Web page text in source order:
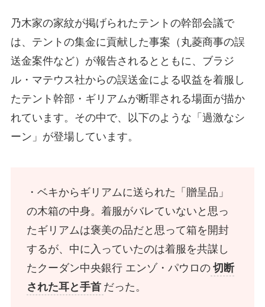
乃木家の家紋が掲げられたテントの幹部会議で
は、テントの集金に貢献した事案（丸菱商事の誤
送金案件など）が報告されるとともに、ブラジ
ル・マテウス社からの誤送金による収益を着服し
たテント幹部・ギリアムが断罪される場面が描か
れています。その中で、以下のような「過激なシ
ーン」が登場しています。
・ベキからギリアムに送られた「贈呈品」
の木箱の中身。着服がバレていないと思っ
たギリアムは褒美の品だと思って箱を開封
するが、中に入っていたのは着服を共謀し
たクーダン中央銀行 エンゾ・パウロの 切断
された耳と手首 だった。